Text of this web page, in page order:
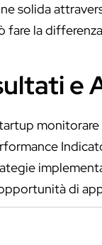
solida
fare la
e
di